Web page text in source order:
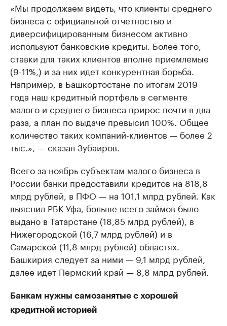
«Мы продолжаем видеть, что клиенты среднего
бизнеса с официальной отчетностью и
диверсифицированным бизнесом активно
используют банковские кредиты. Более того,
ставки для таких клиентов вполне приемлемые
(9-11%,) и за них идет конкурентная борьба.
Например, в Башкортостане по итогам 2019
года наш кредитный портфель в сегменте
малого и среднего бизнеса прирос почти в два
раза, а план по выдаче превысил 100%. Общее
количество таких компаний-клиентов — более 2
тыс.», — сказал Зубаиров.
Всего за ноябрь субъектам малого бизнеса в
России банки предоставили кредитов на 818,8
млрд рублей, в ПФО — на 101,1 млрд рублей. Как
выяснил РБК Уфа, больше всего займов было
выдано в Татарстане (18,85 млрд рублей), в
Нижегородской (16,7 млрд рублей) и в
Самарской (11,8 млрд рублей) областях.
Башкирия следует за ними — 9,1 млрд рублей,
далее идет Пермский край — 8,8 млрд рублей.
Банкам нужны самозанятые с хорошей
кредитной историей